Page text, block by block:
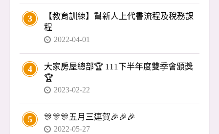
到疑慮
3
【教育訓練】幫新人上代書流程及稅務課
程
2022-04-01
4
大家房屋總部🏆 111下半年度雙季會頒獎
🏆
2023-02-22
5 🎊🎊🎊五月三連賀🎉🎉🎉
2022-05-27